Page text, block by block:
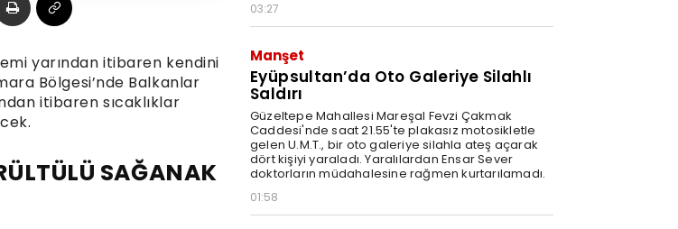
yarından itibaren kendini
Bölgesi’nde Balkanlar
itibaren sıcaklıklar
SAĞANAK
03:27
Manşet
Eyüpsultan’da Oto Galeriye Silahlı
Saldırı
Güzeltepe Mahallesi Mareşal Fevzi Çakmak
Caddesi'nde saat 21.55'te plakasız motosikletle
gelen U.M.T., bir oto galeriye silahla ateş açarak
dört kişiyi yaraladı. Yaralılardan Ensar Sever
doktorların müdahalesine rağmen kurtarılamadı.
01:58